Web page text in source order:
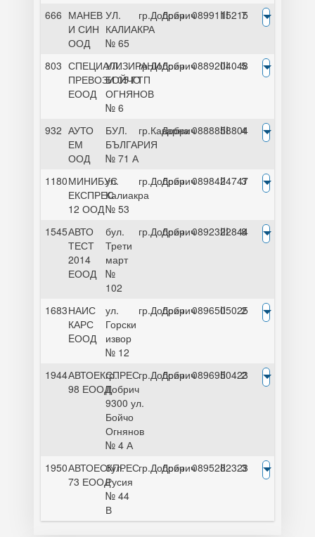
666 МАНЕВ
И СИН
ООД
УЛ.
КАЛИАКРА
№ 65
гр.Добрич
Добрич0899115215
III 7
803 СПЕЦИАЛИЗИРАНИ
ПРЕВОЗИ 05 ГТП
ЕООД
УЛ.
БОЙЧО
ОГНЯНОВ
№ 6
гр.Добрич
Добрич0889204048
III 5
932 АУТО
ЕМ
ООД
БУЛ.
БЪЛГАРИЯ
№ 71 А
гр.Каварна
Добрич0888858804
III 4
1180МИНИБУС
ЕКСПРЕС
12 ООД
ул.
Калиакра
№ 53
гр.Добрич
Добрич0898424747
II 3
1545АВТО
ТЕСТ
2014
ЕООД
бул.
Трети
март
№
102
гр.Добрич
Добрич0892322844
III 8
1683НАИС
КАРС
EООД
ул.
Горски
извор
№ 12
гр.Добрич
Добрич0896505025
II 2
1944АВТОЕКСПРЕС
98 ЕООД
гр.
Добрич
9300 ул.
Бойчо
Огнянов
№ 4 А
гр.Добрич
Добрич0896950423
II 2
1950АВТОЕСКПРЕС
73 ЕООД
бул.
Русия
№ 44
В
гр.Добрич
Добрич0895282323
II 3